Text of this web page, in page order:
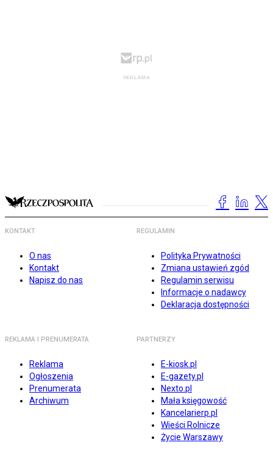
KONTAKT
O nas
Kontakt
Napisz do nas
REGULAMIN
Polityka Prywatności
Zmiana ustawień zgód
Regulamin serwisu
Informacje o nadawcy
Deklaracja dostępności
REKLAMA I PRENUMERATA
Reklama
Ogłoszenia
Prenumerata
Archiwum
PARTNERZY
E-kiosk.pl
E-gazety.pl
Nexto.pl
Mała księgowość
Kancelarierp.pl
Wieści Rolnicze
Życie Warszawy